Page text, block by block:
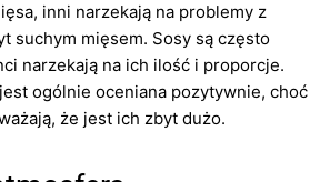
inni narzekają na problemy z
suchym mięsem. Sosy są często
narzekają na ich ilość i proporcje.
ogólnie oceniana pozytywnie, choć
że jest ich zbyt dużo.